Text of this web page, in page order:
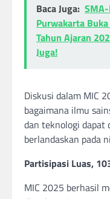
Baca Juga:
Purwakarta
Tahun Ajaran
Juga!
Diskusi dalam MIC
bagaimana ilmu
dan teknologi dapat
berlandaskan pada
Partisipasi Luas,
MIC 2025 berhasil